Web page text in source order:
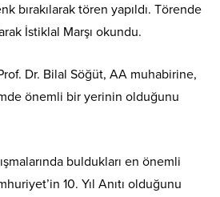
bırakılarak tören yapıldı. Törende
İstiklal Marşı okundu.
Dr. Bilal Söğüt, AA muhabirine,
önemli bir yerinin olduğunu
buldukları en önemli
10. Yıl Anıtı olduğunu